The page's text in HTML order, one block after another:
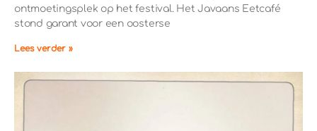
ontmoetingsplek op het festival. Het Javaans Eetcafé
stond garant voor een oosterse
Lees verder »